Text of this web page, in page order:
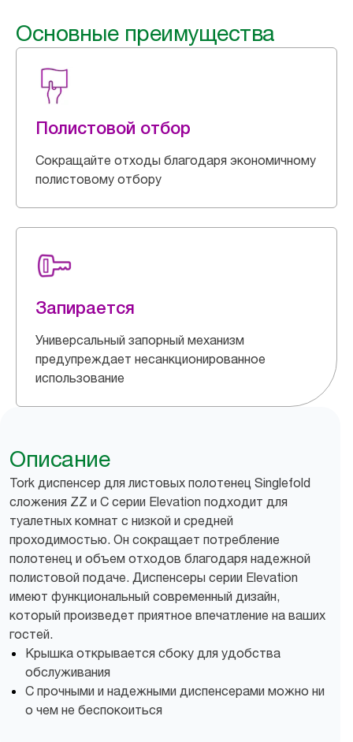
Основные преимущества
Полистовой отбор
Сокращайте отходы благодаря экономичному
полистовому отбору
Запирается
Универсальный запорный механизм
предупреждает несанкционированное
использование
Описание
Tork диспенсер для листовых полотенец Singlefold
сложения ZZ и С серии Elevation подходит для
туалетных комнат с низкой и средней
проходимостью. Он сокращает потребление
полотенец и объем отходов благодаря надежной
полистовой подаче. Диспенсеры серии Elevation
имеют функциональный современный дизайн,
который произведет приятное впечатление на ваших
гостей.
Крышка открывается сбоку для удобства
обслуживания
С прочными и надежными диспенсерами можно ни
о чем не беспокоиться